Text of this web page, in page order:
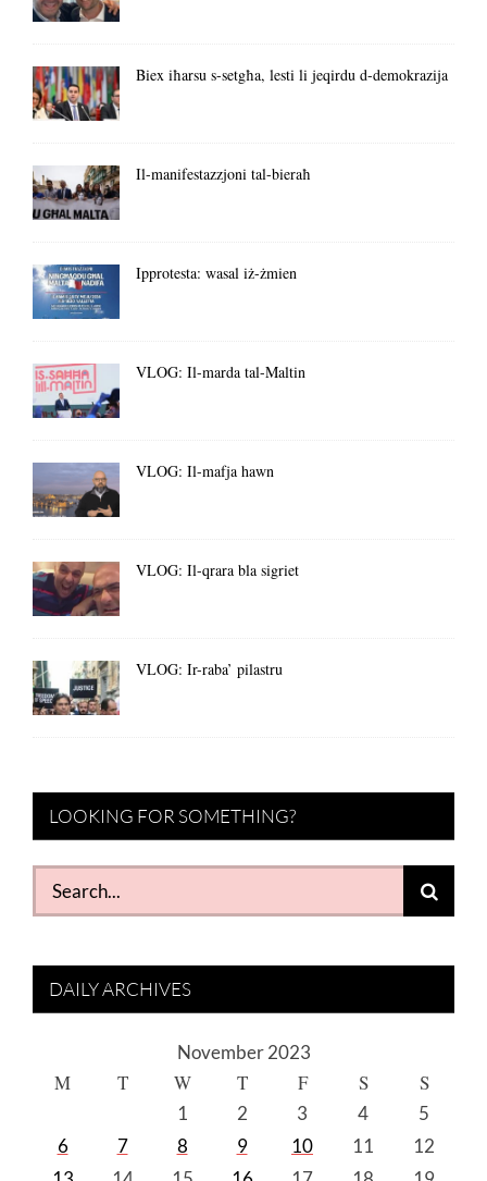
Biex iħarsu s-setgħa, lesti li jeqirdu d-demokrazija
Il-manifestazzjoni tal-bieraħ
Ipprotesta: wasal iż-żmien
VLOG: Il-marda tal-Maltin
VLOG: Il-mafja hawn
VLOG: Il-qrara bla sigriet
VLOG: Ir-raba’ pilastru
LOOKING FOR SOMETHING?
Search
for:
DAILY ARCHIVES
November 2023
M T W T F S S
1 2 3 4
5
6
7 8 9 10 11
12